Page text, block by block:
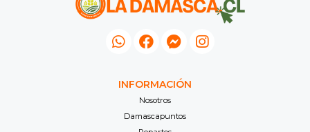
INFORMACIÓN
Nosotros
Damascapuntos